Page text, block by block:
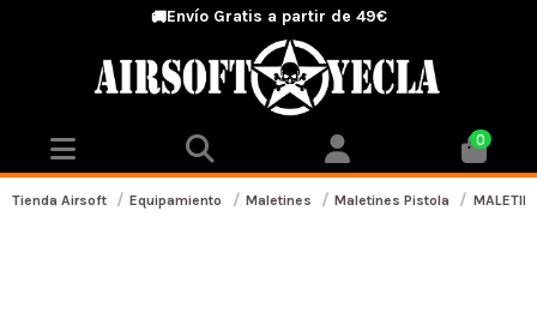
🚚Envío Gratis a partir de 49€
0
Tienda Airsoft Equipamiento Maletines Maletines Pistola MALETIN